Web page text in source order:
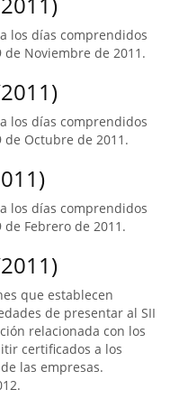
los días comprendidos
Noviembre de 2011.
los días comprendidos
Octubre de 2011.
los días comprendidos
Febrero de 2011.
que establecen
de presentar al SII
relacionada con los
certificados a los
las empresas.